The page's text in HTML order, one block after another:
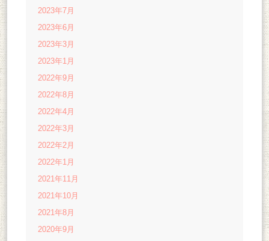
2023年7月
2023年6月
2023年3月
2023年1月
2022年9月
2022年8月
2022年4月
2022年3月
2022年2月
2022年1月
2021年11月
2021年10月
2021年8月
2020年9月